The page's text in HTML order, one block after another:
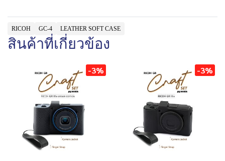
RICOH GC-4 LEATHER SOFT CASE
สินค้าที่เกี่ยวข้อง
-3% -3%